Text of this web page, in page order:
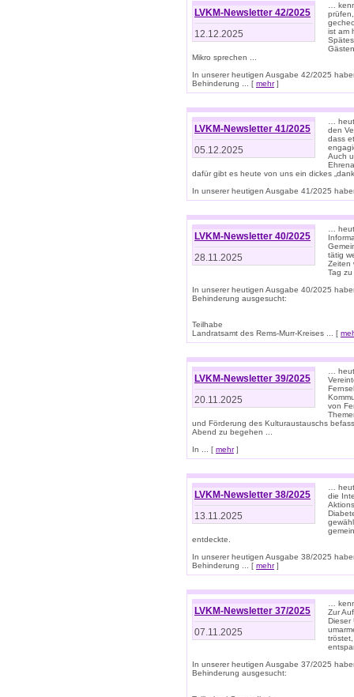
LVKM-Newsletter 42/2025
12.12.2025
…
ist am
Mikro sprechen ...
In unserer heutigen Ausgabe 42/2025
Behinderung ... [ mehr]
LVKM-Newsletter 41/2025
05.12.2025
…
den
dass
Auch
dafür gibt es heute von uns ein dickes
In unserer heutigen Ausgabe 41/2025
LVKM-Newsletter 40/2025
28.11.2025
…
tätig
Zeiten
Tag
In unserer heutigen Ausgabe 40/2025
Behinderung ausgesucht:
Teilhabe
Landratsamt des Rems-Murr-Kreises ... [
LVKM-Newsletter 39/2025
20.11.2025
…
von
und Förderung des Kulturaustauschs
Abend zu begehen ...
In ... [ mehr]
LVKM-Newsletter 38/2025
13.11.2025
…
die
entdeckte.
In unserer heutigen Ausgabe 38/2025
Behinderung ... [ mehr]
LVKM-Newsletter 37/2025
07.11.2025
…
Zur
Dieser
In unserer heutigen Ausgabe 37/2025
Behinderung ausgesucht: